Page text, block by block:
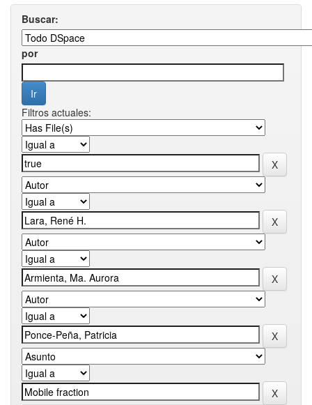
Buscar:
por
Filtros actuales: